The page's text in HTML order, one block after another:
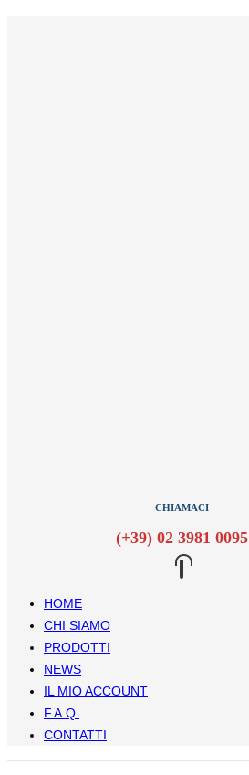
CHIAMACI
(+39) 02 3981 0095
HOME
CHI SIAMO
PRODOTTI
NEWS
IL MIO ACCOUNT
F.A.Q.
CONTATTI